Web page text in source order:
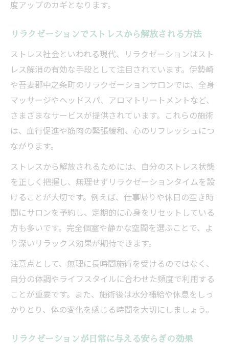
方
較ポイント
度アップのカギとなります。
リラクゼーションでストレスから解放される方法
ストレス社会といわれる現代、リラクゼーションはスト
レス解消の有効な手段として注目されています。伊勢崎
や吾妻郡中之条町のリラクゼーションサロンでは、全身
マッサージやヘッドスパ、アロマトリートメントなど、
さまざまなサービスが提供されています。これらの施術
は、血行促進や筋肉の緊張緩和、心のリフレッシュにつ
ながります。
ストレスから解放されるためには、自分のストレス状態
を正しく把握し、無理せずリラクゼーションタイムを設
けることが大切です。例えば、仕事帰りや休日の空き時
間にサロンを予約し、定期的に心身をリセットしている
方も多いです。完全個室や静かな空間を選ぶことで、よ
り深いリラックス効果が期待できます。
注意点として、無理に長時間施術を受けるのではなく、
自分の体調やライフスタイルに合わせた頻度で利用する
ことが重要です。また、施術後は水分補給や休息をしっ
かりとり、体の変化を感じる時間を大切にしましょう。
リラクゼーションが日常に与える安らぎの効果